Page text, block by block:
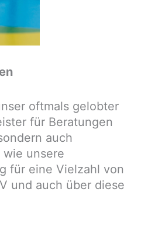
oftmals gelobter
für Beratungen
auch
unsere
für eine Vielzahl von
und auch über diese